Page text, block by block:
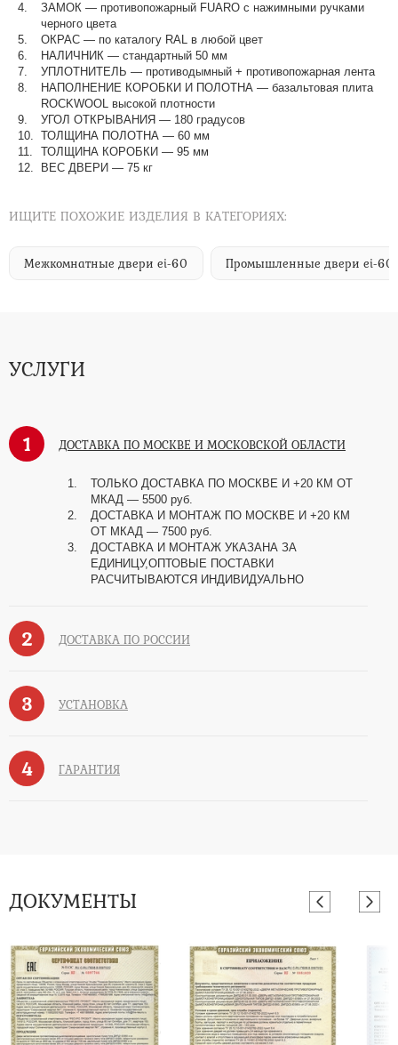
ЗАМОК — противопожарный FUARO с нажимными ручками
черного цвета
ОКРАС — по каталогу RAL в любой цвет​​​​​​​
НАЛИЧНИК — стандартный 50 мм
УПЛОТНИТЕЛЬ — противодымный + противопожарная лента
НАПОЛНЕНИЕ КОРОБКИ И ПОЛОТНА — базальтовая плита
ROCKWOOL высокой плотности
УГОЛ ОТКРЫВАНИЯ — 180 градусов
ТОЛЩИНА ПОЛОТНА — 60 мм
ТОЛЩИНА КОРОБКИ — 95 мм
ВЕС ДВЕРИ — 75 кг
ИЩИТЕ ПОХОЖИЕ ИЗДЕЛИЯ В КАТЕГОРИЯХ:
Межкомнатные двери ei-60 Промышленные двери ei-60
УСЛУГИ
1 ДОСТАВКА ПО МОСКВЕ И МОСКОВСКОЙ ОБЛАСТИ
ТОЛЬКО ДОСТАВКА ПО МОСКВЕ И +20 КМ ОТ
МКАД — 5500 руб.
ДОСТАВКА И МОНТАЖ ПО МОСКВЕ И +20 КМ
ОТ МКАД — 7500 руб.
ДОСТАВКА И МОНТАЖ УКАЗАНА ЗА
ЕДИНИЦУ,ОПТОВЫЕ ПОСТАВКИ
РАСЧИТЫВАЮТСЯ ИНДИВИДУАЛЬНО
2 ДОСТАВКА ПО РОССИИ
3 УСТАНОВКА
4 ГАРАНТИЯ
ДОКУМЕНТЫ